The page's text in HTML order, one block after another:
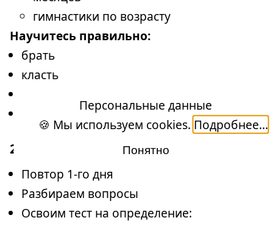
гимнастики по возрасту
Научитесь правильно:
брать
класть
взаимодействовать с ребенком
2 ДЕНЬ
Повтор 1-го дня
Разбираем вопросы
Освоим тест на определение:
Персональные данные
🍪 Мы используем cookies. Подробнее...
Понятно